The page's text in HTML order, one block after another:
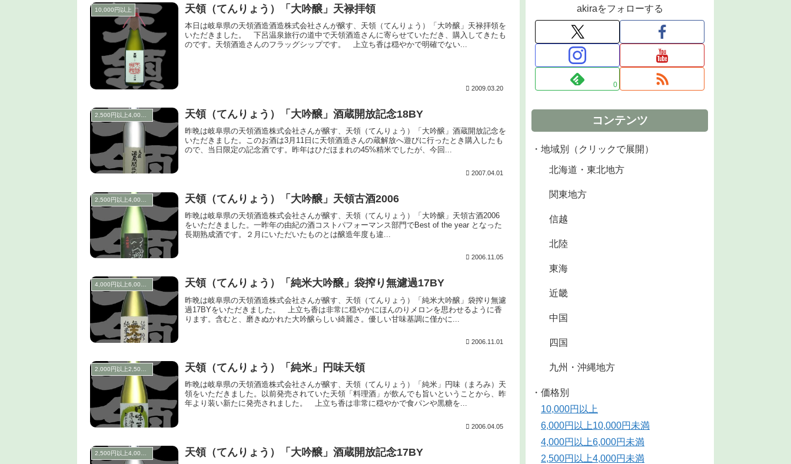
10,000円以上 天領（てんりょう）「大吟醸」天禄拝領
本日は岐阜県の天領酒造酒造株式会社さんが醸す、天領（てんりょう）「大吟醸」天禄拝領を
いただきました。 下呂温泉旅行の道中で天領酒造さんに寄らせていただき、購入してきたも
のです。天領酒造さんのフラッグシップです。 上立ち香は穏やかで明確でない...
2009.03.20
2,500円以上4,000円未満 天領（てんりょう）「大吟醸」酒蔵開放記念18BY
昨晩は岐阜県の天領酒造株式会社さんが醸す、天領（てんりょう）「大吟醸」酒蔵開放記念を
いただきました。このお酒は3月11日に天領酒造さんの蔵解放へ遊びに行ったとき購入したも
ので、当日限定の記念酒です。昨年はひだほまれの45%精米でしたが、今回...
2007.04.01
天領（てんりょう）「大吟醸」天領古酒2006
昨晩は岐阜県の天領酒造株式会社さんが醸す、天領（てんりょう）「大吟醸」天領古酒2006
をいただきました。一昨年の由紀の酒コストパフォーマンス部門でBest of the year となった
長期熟成酒です。２月にいただいたものとは醸造年度も違...
2006.11.05
天領（てんりょう）「純米大吟醸」袋搾り無濾過17BY
昨晩は岐阜県の天領酒造株式会社さんが醸す、天領（てんりょう）「純米大吟醸」袋搾り無濾
過17BYをいただきました。 上立ち香は非常に穏やかにほんのりメロンを思わせるように香
ります。含むと、磨きぬかれた大吟醸らしい綺麗さ。優しい甘味基調に僅かに...
2006.11.01
天領（てんりょう）「純米」円味天領
昨晩は岐阜県の天領酒造株式会社さんが醸す、天領（てんりょう）「純米」円味（まろみ）天
領をいただきました。以前発売されていた天領「料理酒」が飲んでも旨いということから、昨
年より装い新たに発売されました。 上立ち香は非常に穏やかで食パンや黒糖を...
2006.04.05
2,500円以上4,000円未満 天領（てんりょう）「大吟醸」酒蔵開放記念17BY
akiraをフォローする
0
コンテンツ
・地域別（クリックで展開）
北海道・東北地方
関東地方
信越
北陸
東海
近畿
中国
四国
九州・沖縄地方
・価格別
10,000円以上
6,000円以上10,000円未満
4,000円以上6,000円未満
2,500円以上4,000円未満